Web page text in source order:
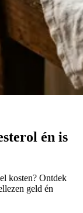
én is
kosten? Ontdek
geld én